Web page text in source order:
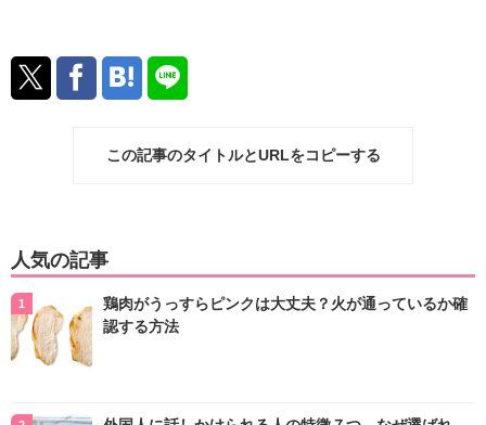
この記事のタイトルとURLをコピーする
人気の記事
鶏肉がうっすらピンクは大丈夫？火が通っているか確
認する方法